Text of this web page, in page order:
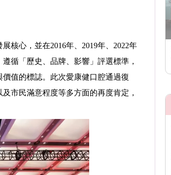
心，並在2016年、2019年、2022年
循「歷史、品牌、影響」評選標準，
值的標誌。此次愛康健口腔通過復
市民滿意程度等多方面的再度肯定，
數值化植
...詳情
擅長: 種植修復，微創美學修復，全口咬合
重建等；熟練應用口腔顯微鏡並···